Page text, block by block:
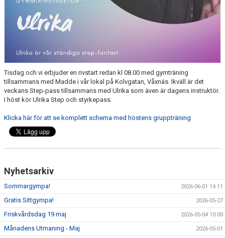
Tisdag och vi erbjuder en rivstart redan kl 08.00 med gymträning
tillsammans med Madde i vår lokal på Kolvgatan, Våxnäs. Ikväll är det
veckans Step-pass tillsammans med Ulrika som även är dagens instruktör.
I höst kör Ulrika Step och styrkepass.
Klicka här för att se komplett schema med höstens gruppträning
Nyhetsarkiv
Sommargympa! 2026-06-01 14:11
Gratis Sittgympa! 2026-05-27
Friskvårdsdag 19 maj 2026-05-04 10:00
Månadens Utmaning - Maj 2026-05-01